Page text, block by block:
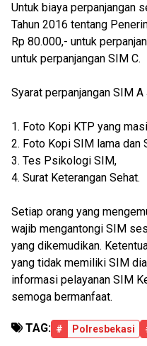
Untuk biaya perpanjangan
Tahun 2016 tentang
Rp 80.000,- untuk
untuk perpanjangan SIM C.
Syarat perpanjangan SIM
1. Foto Kopi KTP yang
2. Foto Kopi SIM lama dan
3. Tes Psikologi SIM,
4. Surat Keterangan Sehat.
Setiap orang yang
wajib mengantongi SIM
yang dikemudikan.
yang tidak memiliki SIM
informasi pelayanan SIM
semoga bermanfaat.
TAG: # Polresbekasi